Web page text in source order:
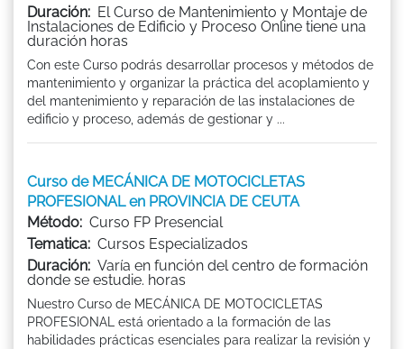
Duración: El Curso de Mantenimiento y Montaje de
Instalaciones de Edificio y Proceso Online tiene una
duración horas
Con este Curso podrás desarrollar procesos y métodos de
mantenimiento y organizar la práctica del acoplamiento y
del mantenimiento y reparación de las instalaciones de
edificio y proceso, además de gestionar y ...
Curso de MECÁNICA DE MOTOCICLETAS
PROFESIONAL en PROVINCIA DE CEUTA
Método: Curso FP Presencial
Tematica: Cursos Especializados
Duración: Varía en función del centro de formación
donde se estudie. horas
Nuestro Curso de MECÁNICA DE MOTOCICLETAS
PROFESIONAL está orientado a la formación de las
habilidades prácticas esenciales para realizar la revisión y